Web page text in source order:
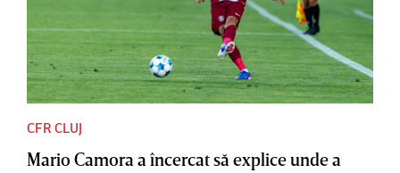
CFR CLUJ
Mario Camora a încercat să explice unde a